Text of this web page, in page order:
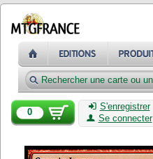
0
S'enregistrer
Se connecter